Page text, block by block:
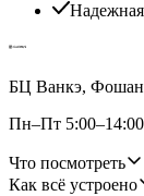
БЦ Ванкэ,
Пн–Пт
Что посмотреть
Как всё устроено